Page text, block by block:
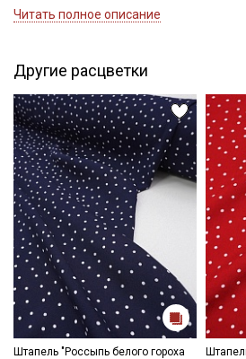
Светлые и однотонные расцветки
прополосните отрез в воде до
дальнейших стирок, но не выше 40С,
слегка влажную ткань прогладьте
изнаночной стороны.
Край ткани склонен к осыпанию,
припуски на швы и использовать иглы
видов ткани.
Уход:
- стирка до 30C режим "ручной стирки"
- запрещены отбеливатели
- сушить в подвешенном и
- гладить на низкой температуре (с
Цветопередача может отличаться от
ткани в зависимости от настроек
зависимости от партии.
Читать полное описание
Другие расцветки
Штапель "Россыпь белого гороха